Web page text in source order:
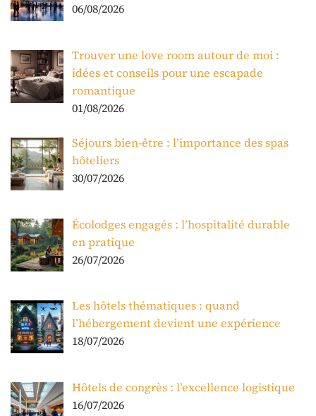
06/08/2026
Trouver une love room autour de moi :
idées et conseils pour une escapade
romantique
01/08/2026
Séjours bien-être : l’importance des spas
hôteliers
30/07/2026
Écolodges engagés : l’hospitalité durable
en pratique
26/07/2026
Les hôtels thématiques : quand
l’hébergement devient une expérience
18/07/2026
Hôtels de congrès : l’excellence logistique
16/07/2026